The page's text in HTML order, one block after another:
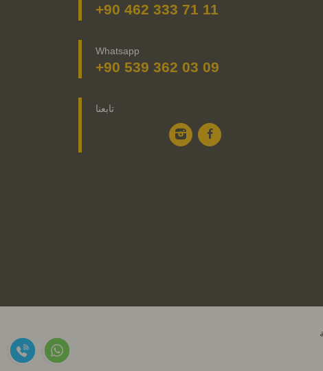
+90 462 333 71 11
Whatsapp
+90 539 362 03 09
تابعنا